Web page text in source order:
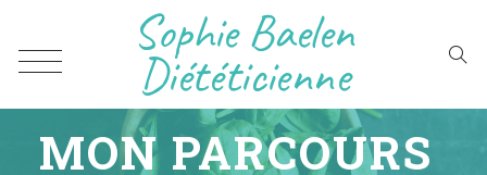
Sophie Baelen
Diététicienne
MON PARCOURS